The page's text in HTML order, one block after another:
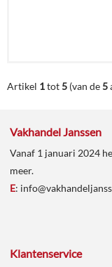
Artikel 1tot5 (van de5
Vakhandel Janssen
Vanaf 1 januari 2024
meer.
E:
Klantenservice